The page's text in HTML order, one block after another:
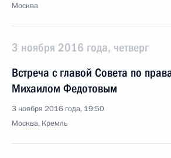
Москва
3 ноября 2016 года, четверг
Встреча с главой Совета по
Михаилом Федотовым
3 ноября 2016 года, 19:50
Москва, Кремль